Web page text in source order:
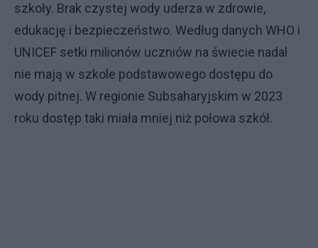
szkoły. Brak czystej wody uderza w zdrowie,
edukację i bezpieczeństwo. Według danych WHO i
UNICEF setki milionów uczniów na świecie nadal
nie mają w szkole podstawowego dostępu do
wody pitnej. W regionie Subsaharyjskim w 2023
roku dostęp taki miała mniej niż połowa szkół.